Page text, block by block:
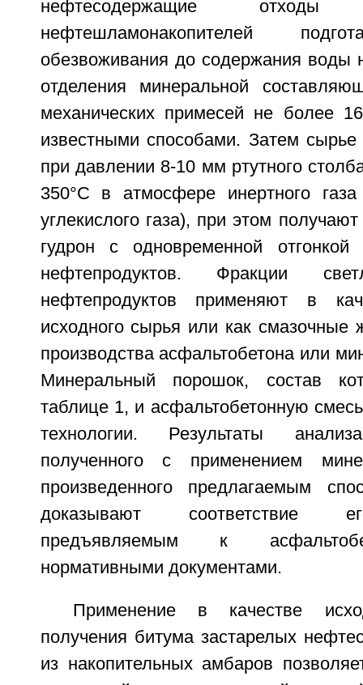
нефтесодержащие
нефтешламонакопителей
обезвоживания до содержания воды
отделения минеральной
механических примесей не более
известными способами. Затем сырье
при давлении 8-10 мм ртутного
350°С в атмосфере инертного
углекислого газа), при этом
гудрон с одновременной
нефтепродуктов. Фракции
нефтепродуктов применяют в
исходного сырья или как смазочные
производства асфальтобетона или
Минеральный порошок, состав
таблице 1, и асфальтобетонную
технологии. Результаты
полученного с применением
произведенного предлагаемым
доказывают соответствие
предъявляемым к
нормативными документами.
Применение в качестве
получения битума застарелых
из накопительных амбаров